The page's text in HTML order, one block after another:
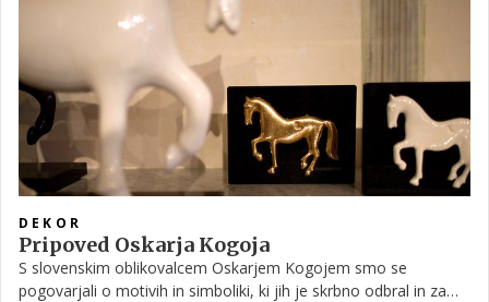
DEKOR
Pripoved Oskarja Kogoja
S slovenskim oblikovalcem Oskarjem Kogojem smo se
pogovarjali o motivih in simboliki, ki jih je skrbno odbral in za